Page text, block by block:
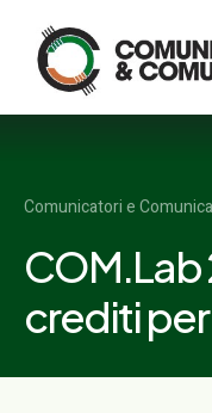
Logo
Comunicatori e
COM.Lab
crediti